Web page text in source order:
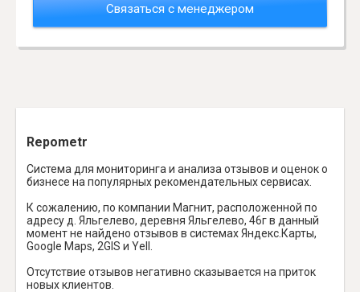
Связаться с менеджером
Repometr
Система для мониторинга и анализа отзывов и оценок о
бизнесе на популярных рекомендательных сервисах.
К сожалению, по компании Магнит, расположенной по
адресу д. Яльгелево, деревня Яльгелево, 46г в данный
момент не найдено отзывов в системах Яндекс.Карты,
Google Maps, 2GIS и Yell.
Отсутствие отзывов негативно сказывается на приток
новых клиентов.